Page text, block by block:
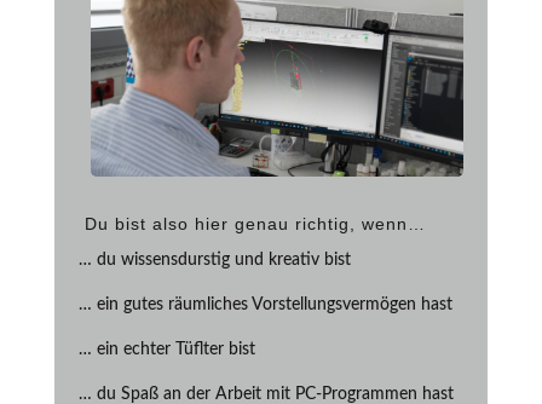
Du bist also hier genau richtig, wenn…
… du wissensdurstig und kreativ bist
… ein gutes räumliches Vorstellungsvermögen hast
… ein echter Tüflter bist
… du Spaß an der Arbeit mit PC-Programmen hast